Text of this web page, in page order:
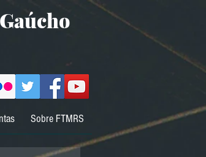
Sobre FTMRS